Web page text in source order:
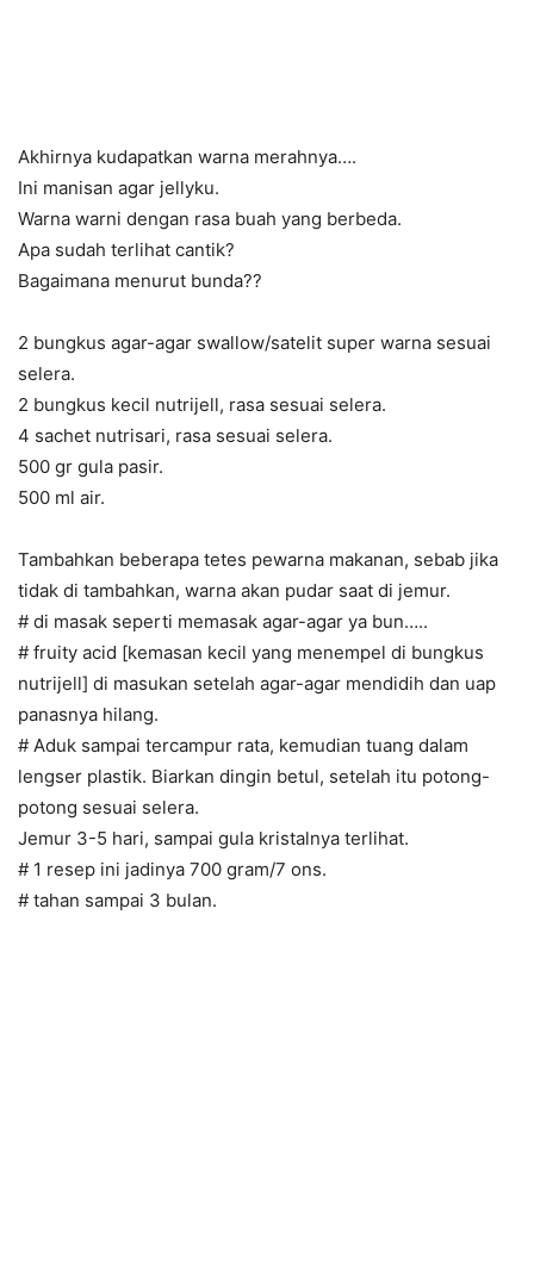
Akhirnya kudapatkan warna merahnya….
Ini manisan agar jellyku.
Warna warni dengan rasa buah yang berbeda.
Apa sudah terlihat cantik?
Bagaimana menurut bunda??
2 bungkus agar-agar swallow/satelit super warna sesuai
selera.
2 bungkus kecil nutrijell, rasa sesuai selera.
4 sachet nutrisari, rasa sesuai selera.
500 gr gula pasir.
500 ml air.
Tambahkan beberapa tetes pewarna makanan, sebab jika
tidak di tambahkan, warna akan pudar saat di jemur.
# di masak seperti memasak agar-agar ya bun…..
# fruity acid [kemasan kecil yang menempel di bungkus
nutrijell] di masukan setelah agar-agar mendidih dan uap
panasnya hilang.
# Aduk sampai tercampur rata, kemudian tuang dalam
lengser plastik. Biarkan dingin betul, setelah itu potong-
potong sesuai selera.
Jemur 3-5 hari, sampai gula kristalnya terlihat.
# 1 resep ini jadinya 700 gram/7 ons.
# tahan sampai 3 bulan.